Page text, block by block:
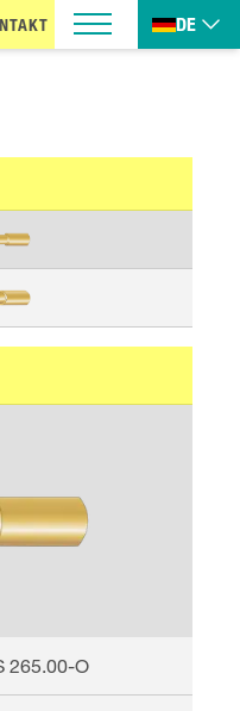
DE
265.00-O